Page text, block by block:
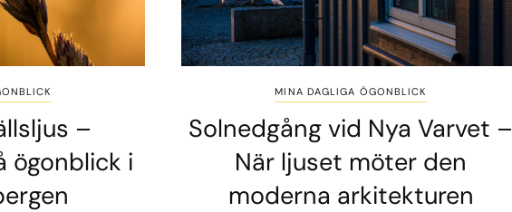
–
ögonblick i
MINA DAGLIGA ÖGONBLICK
Solnedgång vid Nya Varvet –
När ljuset möter den
moderna arkitekturen